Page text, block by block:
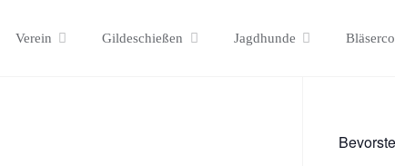
Verein Gildeschießen Jagdhunde